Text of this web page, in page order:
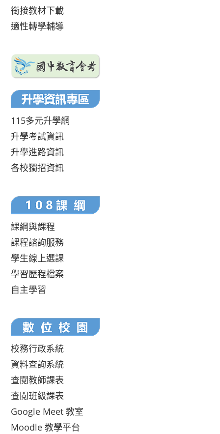
銜接教材下載
適性轉學輔導
115多元升學網
升學考試資訊
升學進路資訊
各校獨招資訊
課綱與課程
課程諮詢服務
學生線上選課
學習歷程檔案
自主學習
校務行政系統
資料查詢系統
查閱教師課表
查閱班級課表
Google Meet 教室
Moodle 教學平台